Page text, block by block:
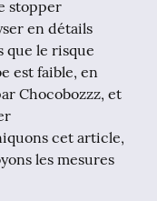
stopper
en détails
que le risque
est faible, en
Chocobozzz, et
cet article,
les mesures